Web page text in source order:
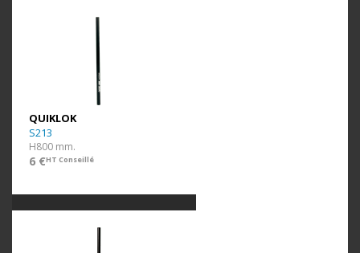
QUIKLOK
S213
H800 mm.
6 €HT Conseillé